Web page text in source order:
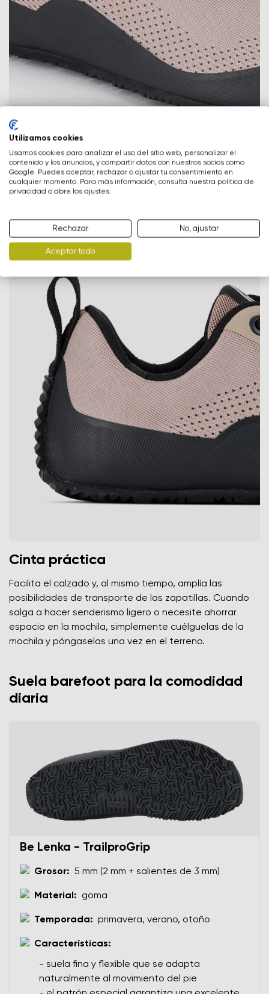
Selecciona un idioma
Peso ligero
El modelo Trailair es uno de los más ligeros de nuestra
gama. Apenas se nota en los pies y no añade gramos
Cinta práctica
Facilita el calzado y, al mismo tiempo, amplía las
posibilidades de transporte de las zapatillas. Cuando
salga a hacer senderismo ligero o necesite ahorrar
espacio en la mochila, simplemente cuélguelas de la
mochila y póngaselas una vez en el terreno.
Suela barefoot para la comodidad
diaria
Be Lenka - TrailproGrip
Grosor: 5 mm (2 mm + salientes de 3 mm)
Material: goma
Temporada: primavera, verano, otoño
Características:
- suela fina y flexible que se adapta
naturalmente al movimiento del pie
Tu nombre y apellidos
Tu email
Variante
Pregunta
personales ingresados ​​de acuerdo con
condiciones
Tu nombre Variante
Evaluación de texto
Clasificación
Estoy de acuerdo con el procesamiento de los datos
personales ingresados ​​de acuerdo con
condiciones
y su publicación.
Agregar una calificación
Utilizamos cookies
Usamos cookies para analizar el uso del sitio web, personalizar el
contenido y los anuncios, y compartir datos con nuestros socios como
Google. Puedes aceptar, rechazar o ajustar tu consentimiento en
cualquier momento. Para más información, consulta nuestra política de
privacidad o abre los ajustes.
Rechazar No, ajustar
Aceptar todo